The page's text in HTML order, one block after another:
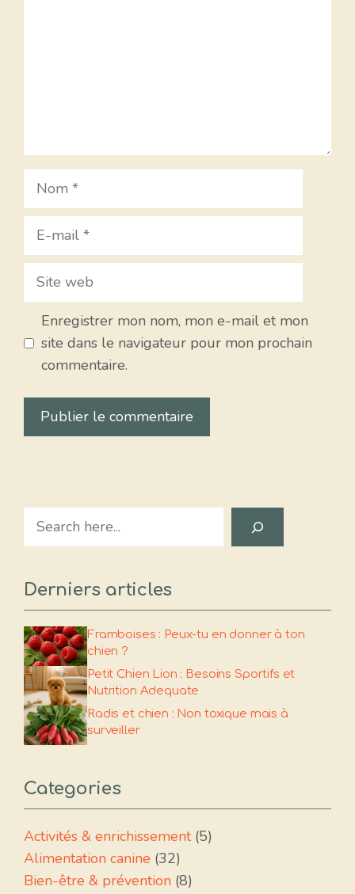
Nom
E-
Site
Enregistrer mon nom, mon e-mail et mon
site dans le navigateur pour mon prochain
commentaire.
Search
Derniers articles
Framboises : Peux-tu en donner à ton
chien ?
Petit Chien Lion : Besoins Sportifs et
Nutrition Adequate
Radis et chien : Non toxique mais à
surveiller
Categories
Activités & enrichissement(5)
Alimentation canine (32)
Bien-être & prévention (8)